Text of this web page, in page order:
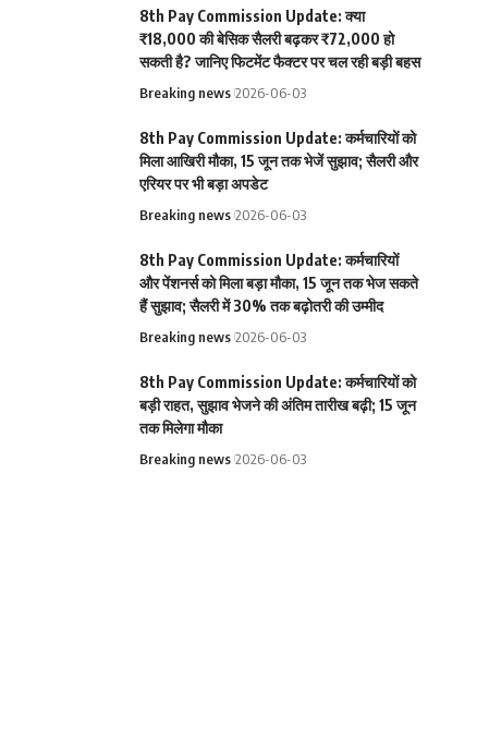
8th Pay Commission Update: क्या
₹18,000 की बेसिक सैलरी बढ़कर ₹72,000 हो
सकती है? जानिए फिटमेंट फैक्टर पर चल रही बड़ी बहस
Breaking news 2026-06-03
8th Pay Commission Update: कर्मचारियों को
मिला आखिरी मौका, 15 जून तक भेजें सुझाव; सैलरी और
एरियर पर भी बड़ा अपडेट
Breaking news 2026-06-03
8th Pay Commission Update: कर्मचारियों
और पेंशनर्स को मिला बड़ा मौका, 15 जून तक भेज सकते
हैं सुझाव; सैलरी में 30% तक बढ़ोतरी की उम्मीद
Breaking news 2026-06-03
8th Pay Commission Update: कर्मचारियों को
बड़ी राहत, सुझाव भेजने की अंतिम तारीख बढ़ी; 15 जून
तक मिलेगा मौका
Breaking news 2026-06-03